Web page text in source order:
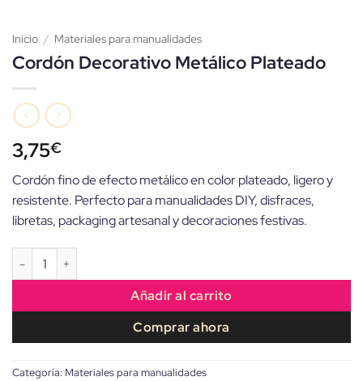
Inicio / Materiales para manualidades
Cordón Decorativo Metálico Plateado
3,75€
Cordón fino de efecto metálico en color plateado, ligero y
resistente. Perfecto para manualidades DIY, disfraces,
libretas, packaging artesanal y decoraciones festivas.
Cordón Decorativo Metálico Plateado cantidad
Añadir al carrito
Comprar ahora
Categoría: Materiales para manualidades